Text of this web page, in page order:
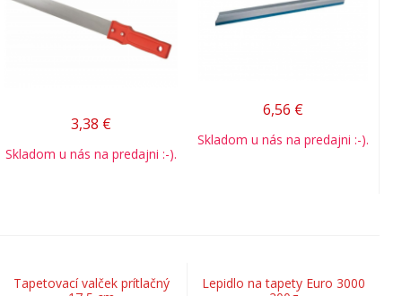
3,38 €
Skladom u nás na predajni :-).
6,56 €
Skladom u nás na predajni :-).
Tapetovací valček prítlačný
Lepidlo na tapety Euro 3000